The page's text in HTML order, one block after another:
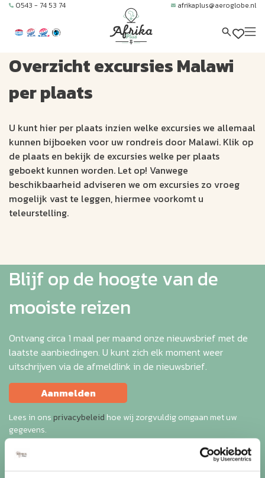
0543 - 74 53 74 afrikaplus@aeroglobe.nl
Overzicht excursies Malawi
per plaats
U kunt hier per plaats inzien welke excursies we allemaal
kunnen bijboeken voor uw rondreis door Malawi. Klik op
de plaats en bekijk de excursies welke per plaats
geboekt kunnen worden. Let op! Vanwege
beschikbaarheid adviseren we om excursies zo vroeg
mogelijk vast te leggen, hiermee voorkomt u
teleurstelling.
Blijf op de hoogte van de
mooiste reizen
Ontvang circa 1 maal per maand onze nieuwsbrief met de
laatste aanbiedingen. U kunt zich elk moment weer
uitschrijven via de afmeldlink in de nieuwsbrief.
Aanmelden
Lees in ons privacybeleid hoe wij zorgvuldig omgaan met uw
gegevens.